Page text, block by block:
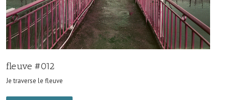
fleuve #012
Je traverse le fleuve